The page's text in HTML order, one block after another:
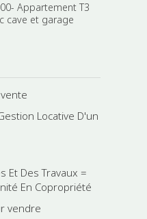
Appartement T3
cave et garage
Locative D'un
Et Des Travaux =
En Copropriété
vendre